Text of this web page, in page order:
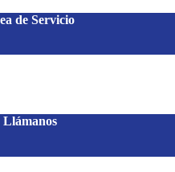
de Servicio
Llámanos